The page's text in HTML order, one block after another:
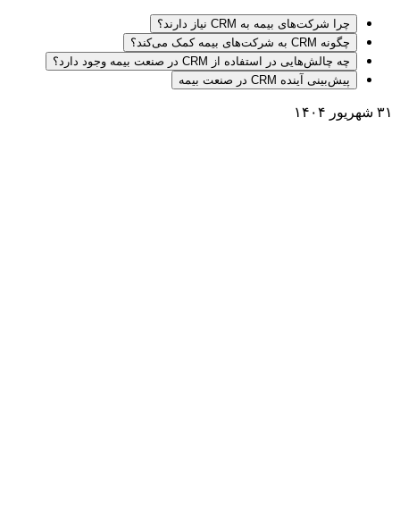
چرا شرکت‌های بیمه به CRM نیاز دارند؟
چگونه CRM به شرکت‌های بیمه کمک می‌کند؟
چه چالش‌هایی در استفاده از CRM در صنعت بیمه وجود دارد؟
پیش‌بینی آینده CRM در صنعت بیمه
۳۱ شهریور ۱۴۰۴